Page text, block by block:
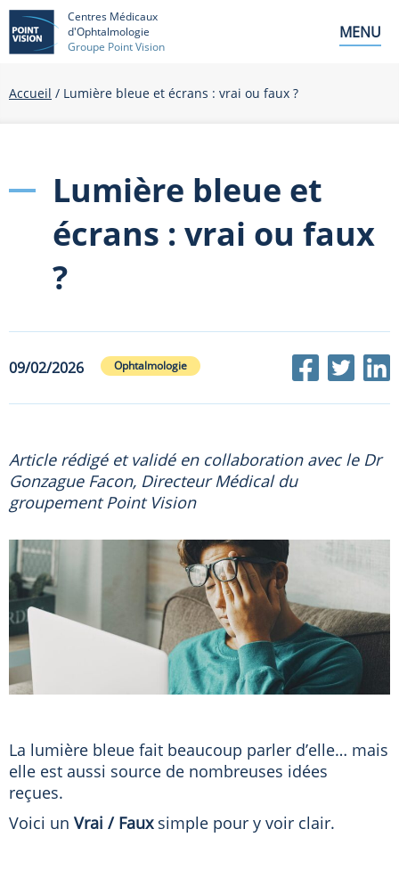
Centres Médicaux
d'Ophtalmologie
Groupe Point Vision
MENU
Accueil / Lumière bleue et écrans : vrai ou faux ?
Lumière bleue et
écrans : vrai ou faux
?
09/02/2026 Ophtalmologie
Article rédigé et validé en collaboration avec le Dr
Gonzague Facon, Directeur Médical du
groupement Point Vision
La lumière bleue fait beaucoup parler d’elle… mais
elle est aussi source de nombreuses idées
reçues.
Voici un Vrai / Fauxsimple pour y voir clair.